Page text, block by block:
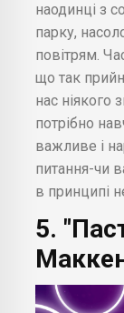
наодинці з
парку,
повітрям.
що так
нас ніякого
потрібно
важливе і
питання-чи
в принципі
5.